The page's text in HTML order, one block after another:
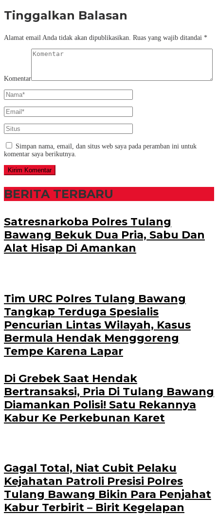
Tinggalkan Balasan
Alamat email Anda tidak akan dipublikasikan. Ruas yang wajib ditandai *
Komentar
Simpan nama, email, dan situs web saya pada peramban ini untuk
komentar saya berikutnya.
BERITA TERBARU
Satresnarkoba Polres Tulang
Bawang Bekuk Dua Pria, Sabu Dan
Alat Hisap Di Amankan
Tim URC Polres Tulang Bawang
Tangkap Terduga Spesialis
Pencurian Lintas Wilayah, Kasus
Bermula Hendak Menggoreng
Tempe Karena Lapar
Di Grebek Saat Hendak
Bertransaksi, Pria Di Tulang Bawang
Diamankan Polisi! Satu Rekannya
Kabur Ke Perkebunan Karet
Gagal Total, Niat Cubit Pelaku
Kejahatan Patroli Presisi Polres
Tulang Bawang Bikin Para Penjahat
Kabur Terbirit – Birit Kegelapan